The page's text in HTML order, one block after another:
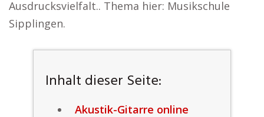
Ausdrucksvielfalt.. Thema hier: Musikschule
Sipplingen.
Inhalt dieser Seite:
Akustik-Gitarre online